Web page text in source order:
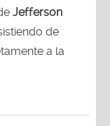
Jefferson
de
a la